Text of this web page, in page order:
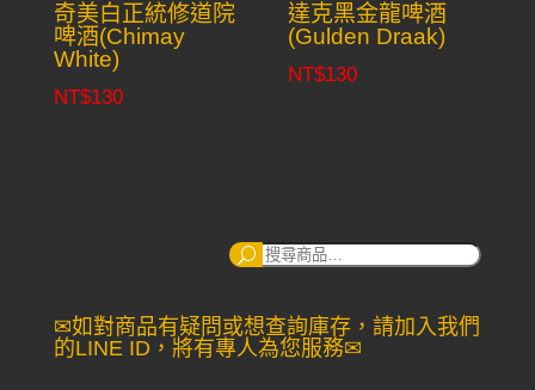
奇美白正統修道院
啤酒(Chimay
White)
NT$130
達克黑金龍啤酒
(Gulden Draak)
NT$130
搜
✉如對商品有疑問或想查詢庫存，請加入我們
的LINE ID，將有專人為您服務✉